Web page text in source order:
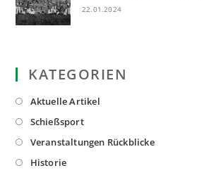
22.01.2024
KATEGORIEN
Aktuelle ArtikelOpens
new
SchießsportOpens
Veranstaltungen RückblickeOpens
HistorieOpens